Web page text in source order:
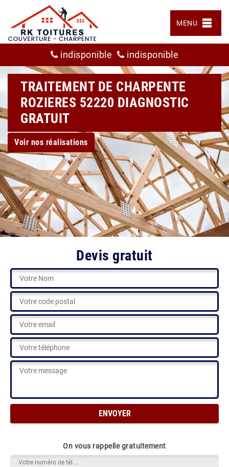
MENU
indisponible indisponible
TRAITEMENT DE CHARPENTE
ROZIERES 52220 DIAGNOSTIC
GRATUIT
Voir nos réalisations
Devis gratuit
On vous rappelle gratuitement